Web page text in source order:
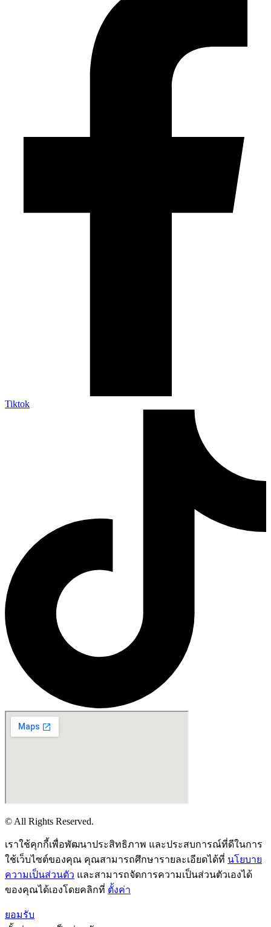
Tiktok
© All Rights Reserved.
เราใช้คุกกี้เพื่อพัฒนาประสิทธิภาพ และประสบการณ์ที่ดีในการ
ใช้เว็บไซต์ของคุณ คุณสามารถศึกษารายละเอียดได้ที่ นโยบาย
ความเป็นส่วนตัว และสามารถจัดการความเป็นส่วนตัวเองได้
ของคุณได้เองโดยคลิกที่ ตั้งค่า
ยอมรับ